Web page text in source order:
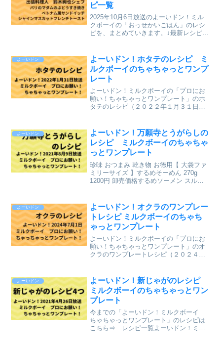
ピ一覧
2025年10月6日放送のよーいドン！ミル
クボーイの「おっせかいごはん」のレシ
ピを、まとめていきます。↓最新レシピも
ーイのプロにお願い ちゃちゃっとワン
プレート」のレシ...
よーいドン
よーいドン！ホタテのレシピ ミ
ルクボーイのちゃちゃっとワンプ
レート
よーいドン！ミルクボーイの「プロにお
願い！ちゃちゃっとワンプレート」のホ
タテのレシピ（２０２２年１月３１日
新レシピも含めて今までのレシピを記事
にしています。⇒「ミルク...
よーいドン
よーいドン！万願寺とうがらしの
レシピ ミルクボーイのちゃちゃ
っとワンプレート
珍味 おつまみ 乾き物 お徳用【 大袋ファ
ミリーサイズ 】するめそーめん 270g
1200円 卸売価格するめソーメン スルメ
烏賊そうめん 駄菓子 おやつ【コ...
よーいドン
よーいドン！オクラのワンプレー
トレシピ ミルクボーイのちゃち
ゃっとワンプレート
よーいドン！ミルクボーイの「プロにお
願い！ちゃちゃっとワンプレート」のオ
クラのワンプレートレシピ（２０２４年
までのレシピを記事にしています。
⇒「ミルクボーイのプロにお...
よーいドン
よーいドン！新じゃがのレシピ
ミルクボーイのちゃちゃっとワン
プレート
今までの「よーいドン！ミルクボーイ
ちゃちゃっとワンプレート」のレシピは
こちら⇒ レシピ一覧よーいドン！ミル